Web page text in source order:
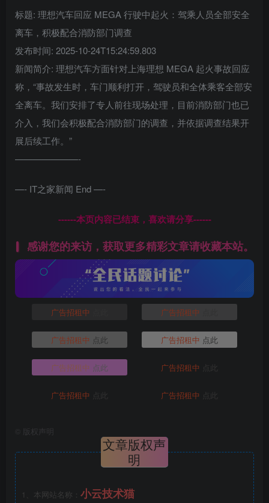
标题: 理想汽车回应 MEGA 行驶中起火：驾乘人员全部安全
离车，积极配合消防部门调查
发布时间: 2025-10-24T15:24:59.803
新闻简介: 理想汽车方面针对上海理想 MEGA 起火事故回应
称，“事故发生时，车门顺利打开，驾驶员和全体乘客全部安
全离车。我们安排了专人前往现场处理，目前消防部门也已
介入，我们会积极配合消防部门的调查，并依据调查结果开
展后续工作。”
———————-
—- IT之家新闻 End —-
------本页内容已结束，喜欢请分享------
感谢您的来访，获取更多精彩文章请收藏本站。
广告招租中 广告招租中
广告招租中 点此 广告招租中 点此
广告招租中 点此 广告招租中
广告招租中 广告招租中
版权声明
文章版权声
明
1、本网站名称： 小云技术猫